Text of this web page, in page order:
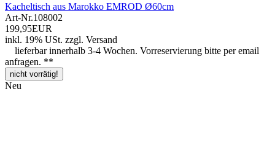
Kacheltisch aus Marokko EMROD Ø60cm
Art-Nr.108002
199,95EUR
inkl. 19% USt. zzgl. Versand
lieferbar innerhalb 3-4 Wochen. Vorreservierung bitte per email
anfragen. **
nicht vorrätig!
Neu